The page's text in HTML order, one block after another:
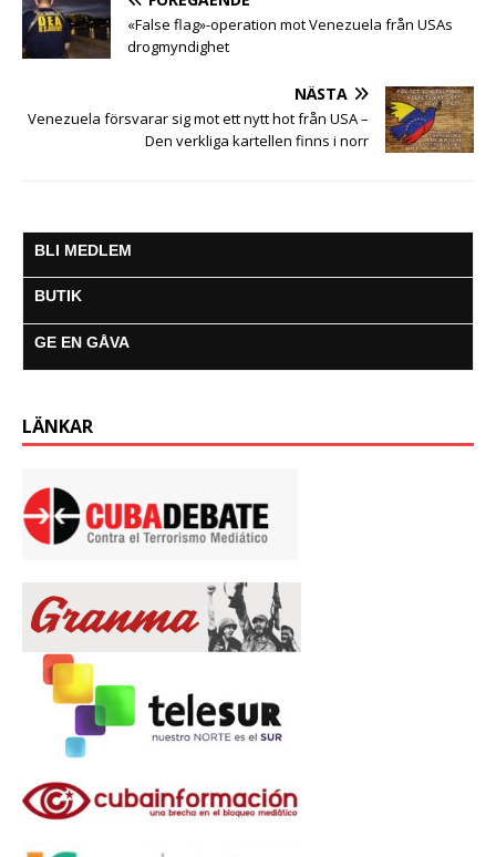
«False flag»-operation mot Venezuela från USAs
drogmyndighet
NÄSTA
Venezuela försvarar sig mot ett nytt hot från USA –
Den verkliga kartellen finns i norr
BLI MEDLEM
BUTIK
GE EN GÅVA
LÄNKAR